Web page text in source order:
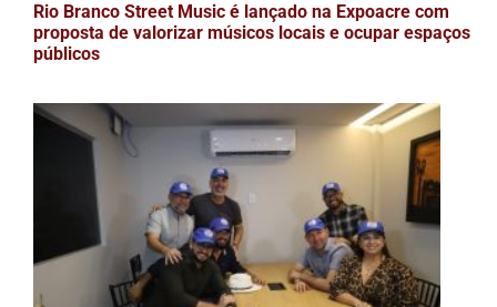
Rio Branco Street Music é lançado na Expoacre com
proposta de valorizar músicos locais e ocupar espaços
públicos